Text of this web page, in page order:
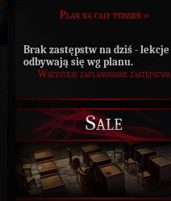
Plan na cały tydzień »
Brak zastępstw na dziś - lekcje
odbywają się wg planu.
Wszystkie zaplanowane zastępstwa
Sale